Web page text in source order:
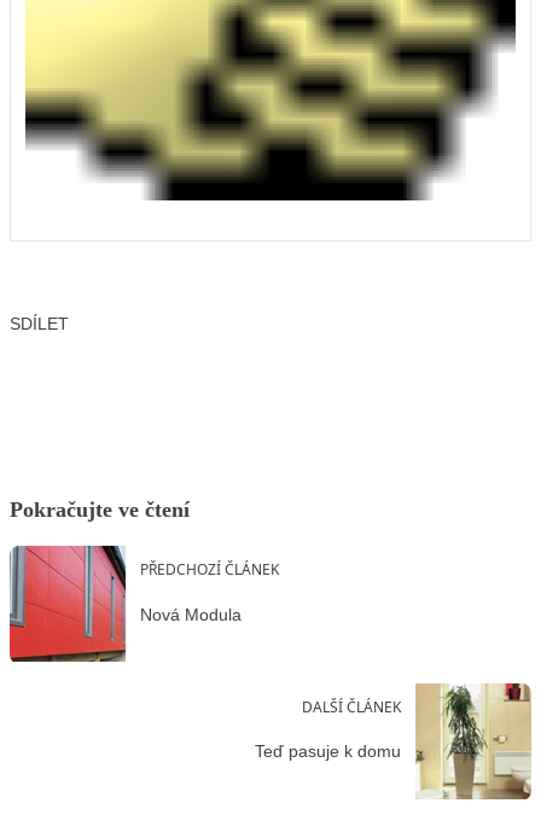
SDÍLET
Pokračujte ve čtení
PŘEDCHOZÍ ČLÁNEK
Nová Modula
DALŠÍ ČLÁNEK
Teď pasuje k domu